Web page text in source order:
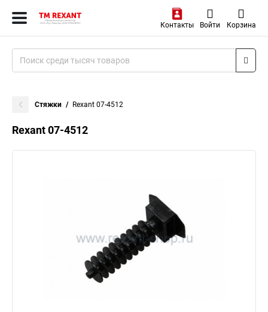
Контакты Войти Корзина
Стяжки Rexant 07-4512
Rexant 07-4512